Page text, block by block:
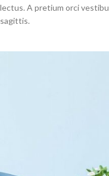
lectus. A pretium orci
sagittis.